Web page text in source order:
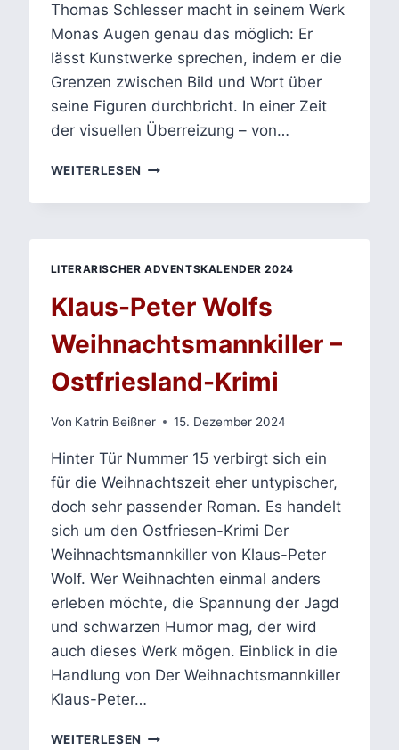
Thomas Schlesser macht in seinem Werk
Monas Augen genau das möglich: Er
lässt Kunstwerke sprechen, indem er die
Grenzen zwischen Bild und Wort über
seine Figuren durchbricht. In einer Zeit
der visuellen Überreizung – von…
WEITERLESEN INTERMEDIALITÄT
DER
AUGEN
LITERARISCHER ADVENTSKALENDER 2024
Klaus-Peter Wolfs
Weihnachtsmannkiller –
Ostfriesland-Krimi
Von Katrin Beißner 15. Dezember 2024
Hinter Tür Nummer 15 verbirgt sich ein
für die Weihnachtszeit eher untypischer,
doch sehr passender Roman. Es handelt
sich um den Ostfriesen-Krimi Der
Weihnachtsmannkiller von Klaus-Peter
Wolf. Wer Weihnachten einmal anders
erleben möchte, die Spannung der Jagd
und schwarzen Humor mag, der wird
auch dieses Werk mögen. Einblick in die
Handlung von Der Weihnachtsmannkiller
Klaus-Peter…
WEITERLESEN KLAUS-